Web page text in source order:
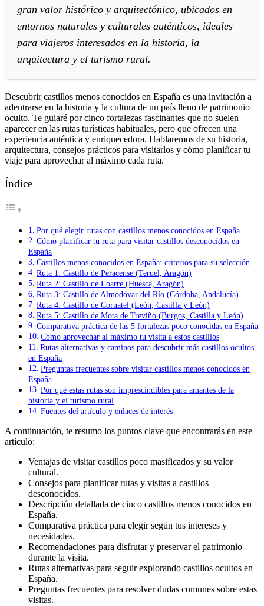
gran valor histórico y arquitectónico, ubicados en
entornos naturales y culturales auténticos, ideales
para viajeros interesados en la historia, la
arquitectura y el turismo rural.
Descubrir castillos menos conocidos en España es una invitación a
adentrarse en la historia y la cultura de un país lleno de patrimonio
oculto. Te guiaré por cinco fortalezas fascinantes que no suelen
aparecer en las rutas turísticas habituales, pero que ofrecen una
experiencia auténtica y enriquecedora. Hablaremos de su historia,
arquitectura, consejos prácticos para visitarlos y cómo planificar tu
viaje para aprovechar al máximo cada ruta.
Índice
Por qué elegir rutas con castillos menos conocidos en España
Cómo planificar tu ruta para visitar castillos desconocidos en
España
Castillos menos conocidos en España: criterios para su selección
Ruta 1: Castillo de Peracense (Teruel, Aragón)
Ruta 2: Castillo de Loarre (Huesca, Aragón)
Ruta 3: Castillo de Almodóvar del Río (Córdoba, Andalucía)
Ruta 4: Castillo de Cornatel (León, Castilla y León)
Ruta 5: Castillo de Mota de Treviño (Burgos, Castilla y León)
Comparativa práctica de las 5 fortalezas poco conocidas en España
Cómo aprovechar al máximo tu visita a estos castillos
Rutas alternativas y caminos para descubrir más castillos ocultos
en España
Preguntas frecuentes sobre visitar castillos menos conocidos en
España
Por qué estas rutas son imprescindibles para amantes de la
historia y el turismo rural
Fuentes del artículo y enlaces de interés
A continuación, te resumo los puntos clave que encontrarás en este
artículo:
Ventajas de visitar castillos poco masificados y su valor
cultural.
Consejos para planificar rutas y visitas a castillos
desconocidos.
Descripción detallada de cinco castillos menos conocidos en
España.
Comparativa práctica para elegir según tus intereses y
necesidades.
Recomendaciones para disfrutar y preservar el patrimonio
durante la visita.
Rutas alternativas para seguir explorando castillos ocultos en
España.
Preguntas frecuentes para resolver dudas comunes sobre estas
visitas.